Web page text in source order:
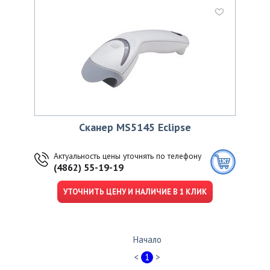
Сканер MS5145 Eclipse
Актуальность цены уточнять по телефону
(4862) 55-19-19
УТОЧНИТЬ ЦЕНУ И НАЛИЧИЕ В 1 КЛИК
Начало
<
1
>